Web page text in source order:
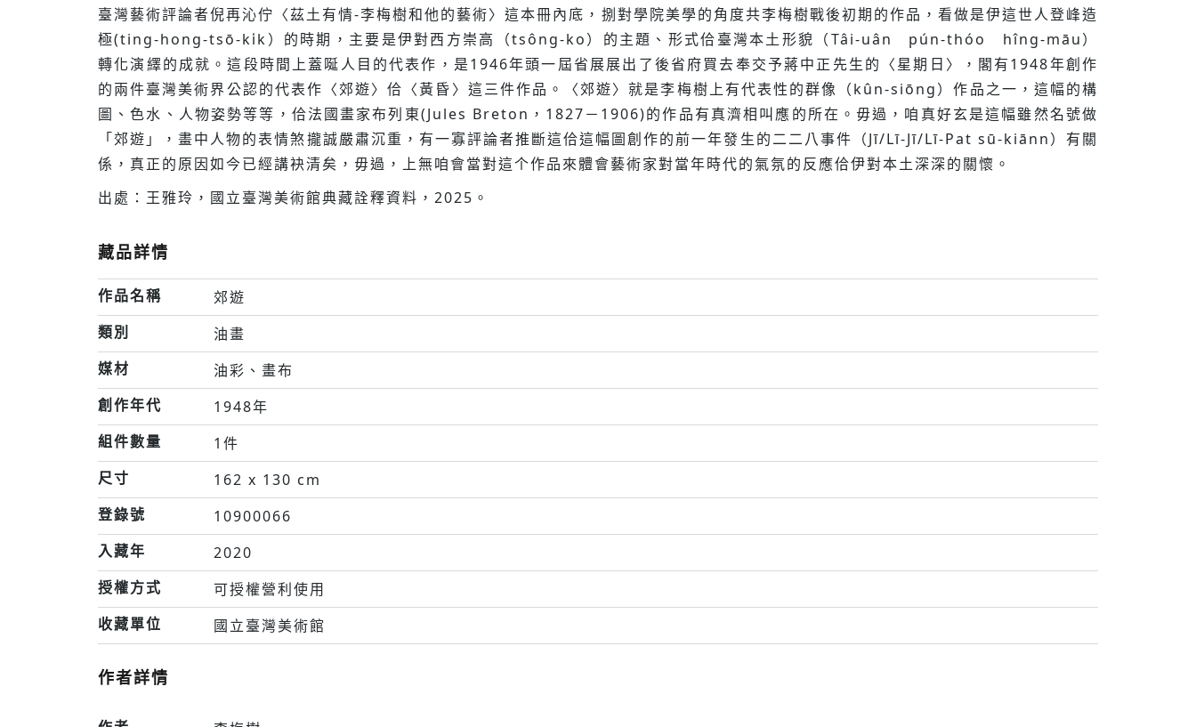
臺灣藝術評論者倪再沁佇〈茲土有情-李梅樹和他的藝術〉這本冊內底，捌對學院美學的角度共李梅樹戰後初期的作品，看做是伊這世人登峰造
極(ting-hong-tsō-ki̍k）的時期，主要是伊對西方崇高（tsông-ko）的主題、形式佮臺灣本土形貌（Tâi-uân pún-thóo hîng-māu）
轉化演繹的成就。這段時間上蓋唌人目的代表作，是1946年頭一屆省展展出了後省府買去奉交予蔣中正先生的〈星期日〉，閣有1948年創作
的兩件臺灣美術界公認的代表作〈郊遊〉佮〈黃昏〉這三件作品。〈郊遊〉就是李梅樹上有代表性的群像（kûn-siōng）作品之一，這幅的構
圖、色水、人物姿勢等等，佮法國畫家布列東(Jules Breton，1827－1906)的作品有真濟相叫應的所在。毋過，咱真好玄是這幅雖然名號做
「郊遊」，畫中人物的表情煞攏誠嚴肅沉重，有一寡評論者推斷這佮這幅圖創作的前一年發生的二二八事件（Jī/Lī-Jī/Lī-Pat sū-kiānn）有關
係，真正的原因如今已經講袂清矣，毋過，上無咱會當對這个作品來體會藝術家對當年時代的氣氛的反應佮伊對本土深深的關懷。
出處：王雅玲，國立臺灣美術館典藏詮釋資料，2025。
藏品詳情
作品名稱
郊遊
類別
油畫
媒材
油彩、畫布
創作年代
1948年
組件數量
1件
尺寸
162 x 130 cm
登錄號
10900066
入藏年
2020
授權方式
可授權營利使用
收藏單位
國立臺灣美術館
作者詳情